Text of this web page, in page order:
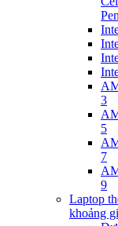
3
5
7
9
Laptop
khoảng